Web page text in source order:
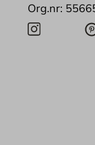
Org.nr: